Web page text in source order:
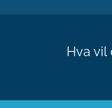
Hva vil